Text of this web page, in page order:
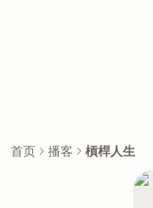
首页 播客 槓桿人生